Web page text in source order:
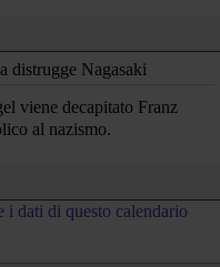
distrugge Nagasaki
viene decapitato Franz
al nazismo.
i dati di questo calendario